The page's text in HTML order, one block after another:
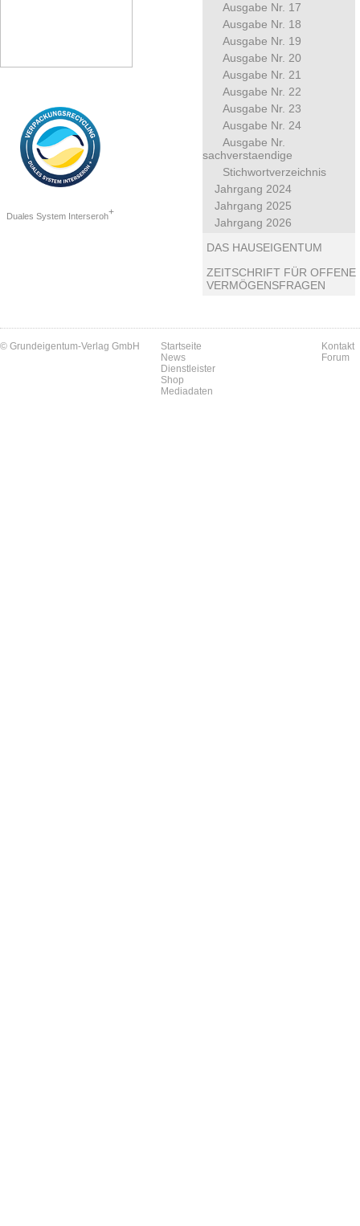
Duales System Interseroh+
Ausgabe Nr. 17
Ausgabe Nr. 18
Ausgabe Nr. 19
Ausgabe Nr. 20
Ausgabe Nr. 21
Ausgabe Nr. 22
Ausgabe Nr. 23
Ausgabe Nr. 24
Ausgabe Nr.
sachverstaendige
Stichwortverzeichnis
Jahrgang 2024
Jahrgang 2025
Jahrgang 2026
DAS HAUSEIGENTUM
ZEITSCHRIFT FÜR OFFENE
VERMÖGENSFRAGEN
© Grundeigentum-Verlag GmbH
Startseite
News
Dienstleister
Shop
Mediadaten
Kontakt
Forum